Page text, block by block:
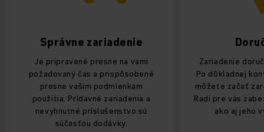
Správne zariadenie
Je pripravené presne na vami
požadovaný čas a prispôsobené
presne vašim podmienkam
použitia. Prídavné zariadenia a
nevyhnutné príslušenstvo sú
súčasťou dodávky.
Zariadenie
Po dôkladnej
môžete začať
Radi pre vás
ako aj jeho